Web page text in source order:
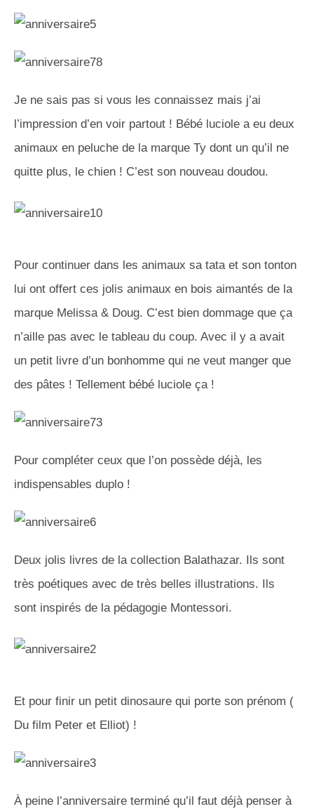
Je ne sais pas si vous les connaissez mais j’ai
l’impression d’en voir partout ! Bébé luciole a eu deux
animaux en peluche de la marque Ty dont un qu’il ne
quitte plus, le chien ! C’est son nouveau doudou.
Pour continuer dans les animaux sa tata et son tonton
lui ont offert ces jolis animaux en bois aimantés de la
marque Melissa & Doug. C’est bien dommage que ça
n’aille pas avec le tableau du coup. Avec il y a avait
un petit livre d’un bonhomme qui ne veut manger que
des pâtes ! Tellement bébé luciole ça !
Pour compléter ceux que l’on possède déjà, les
indispensables duplo !
Deux jolis livres de la collection Balathazar. Ils sont
très poétiques avec de très belles illustrations. Ils
sont inspirés de la pédagogie Montessori.
Et pour finir un petit dinosaure qui porte son prénom (
Du film Peter et Elliot) !
À peine l’anniversaire terminé qu’il faut déjà penser à